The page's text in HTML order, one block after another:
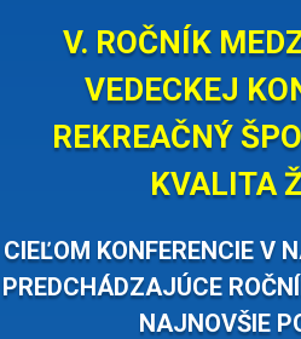
V. ROČNÍK
VEDECKEJ
REKREAČNÝ
KVALITA
CIEĽOM KONFERENCIE V
PREDCHÁDZAJÚCE
NAJNOVŠIE